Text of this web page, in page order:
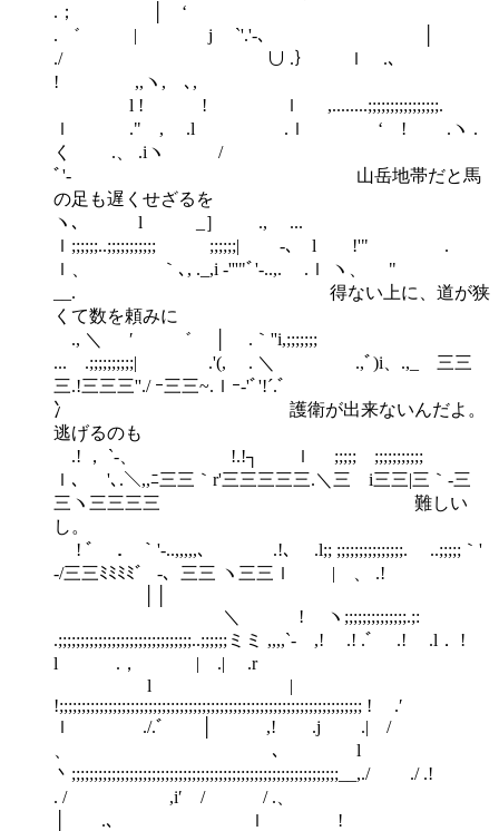
.； │ ‘
. ゛ | j `'.'-､ │
./ ∪ .｝ ｌ .､
! ,,ヽ, ､,
l ! ! ｌ ,........;;;;;;;;;;;;;;;;.
ｌ ." , .l .ｌ ‘ ! .ヽ .
く .、 .iヽ /
ﾞ'‐ 山岳地帯だと馬
の足も遅くせざるを
ヽ､ l _］ ., ...
ｌ;;;;;;..;;;;;;;;;;; ;;;;;;| -､ l !'" .
ｌ、 ｀､, ._,i -'''"ﾞ'-..,.ゝ .ｌ ヽ、 "
__. 得ない上に、道が狭
くて数を頼みに
., ＼ ′ ゛ │ .｀''i,;;;;;;;
... .;;;;;;;;;;| .'(, . ＼ .,ﾞ)i、.,_ 三三
三.!三三三''./ ｰ三三~.ｌｰ‐'ﾞ'!´.ﾞ
冫 護衛が出来ないんだよ。
逃げるのも
.! ， `-、 !.!┐ ｌ ;;;;; ;;;;;;;;;;;
ｌ、 '､.＼,,ﾆ三三｀r'三三三三三.＼三ゝi三三|三｀‐三
三ヽ三三三三 難しい
し。
! ﾞ ． ｀'-..,,,,,、 .!､ .l;; ;;;;;;;;;;;;;;;. ..;;;;;｀'
-/三三ﾐﾐﾐﾐ゛ -、三三 ヽ三三ｌ | 、 .!
＼ ! ヽ;;;;;;;;;;;;;;.;:
.;;;;;;;;;;;;;;;;;;;;;;;;;;;;;;..;;;;;;ミミ ,,,,`‐ ,! .! .ﾞ .! .l． !
l .， | .| .r
l |
!;;;;;;;;;;;;;;;;;;;;;;;;;;;;;;;;;;;;;;;;;;;;;;;;;;;;;;;;;;;;;;;;;;;; ! .′
ｌ ./.ﾞ │ ,! .j .| /
、 ､ l
丶;;;;;;;;;;;;;;;;;;;;;;;;;;;;;;;;;;;;;;;;;;;;;;;;;;;;;;;;;;;;__,./ ./ .!
. / ,i′ / / .、
│ .､ ｌ !